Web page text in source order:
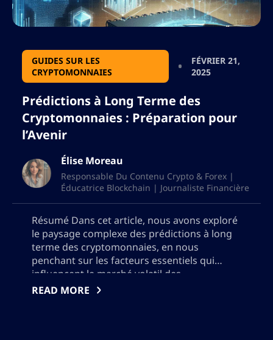
GUIDES SUR LES
CRYPTOMONNAIES
FÉVRIER 21,
2025
Prédictions à Long Terme des
Cryptomonnaies : Préparation pour
l’Avenir
Élise Moreau
Responsable Du Contenu Crypto & Forex |
Éducatrice Blockchain | Journaliste Financière
Résumé Dans cet article, nous avons exploré
le paysage complexe des prédictions à long
terme des cryptomonnaies, en nous
penchant sur les facteurs essentiels qui
influencent le marché volatil des
cryptomonnaies. Comprendre ces facteurs
READ MORE